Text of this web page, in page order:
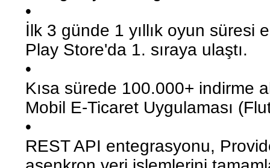
•
İlk 3 günde 1 yıllık oyun süresi
Play Store'da 1. sıraya ulaştı.
•
Kısa sürede 100.000+ indirme
Mobil E-Ticaret Uygulaması
•
REST API entegrasyonu,